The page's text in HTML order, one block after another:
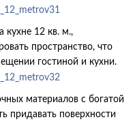
кухне 12 кв. м.,
пространство, что
гостиной и кухни.
материалов с богатой
придавать поверхности